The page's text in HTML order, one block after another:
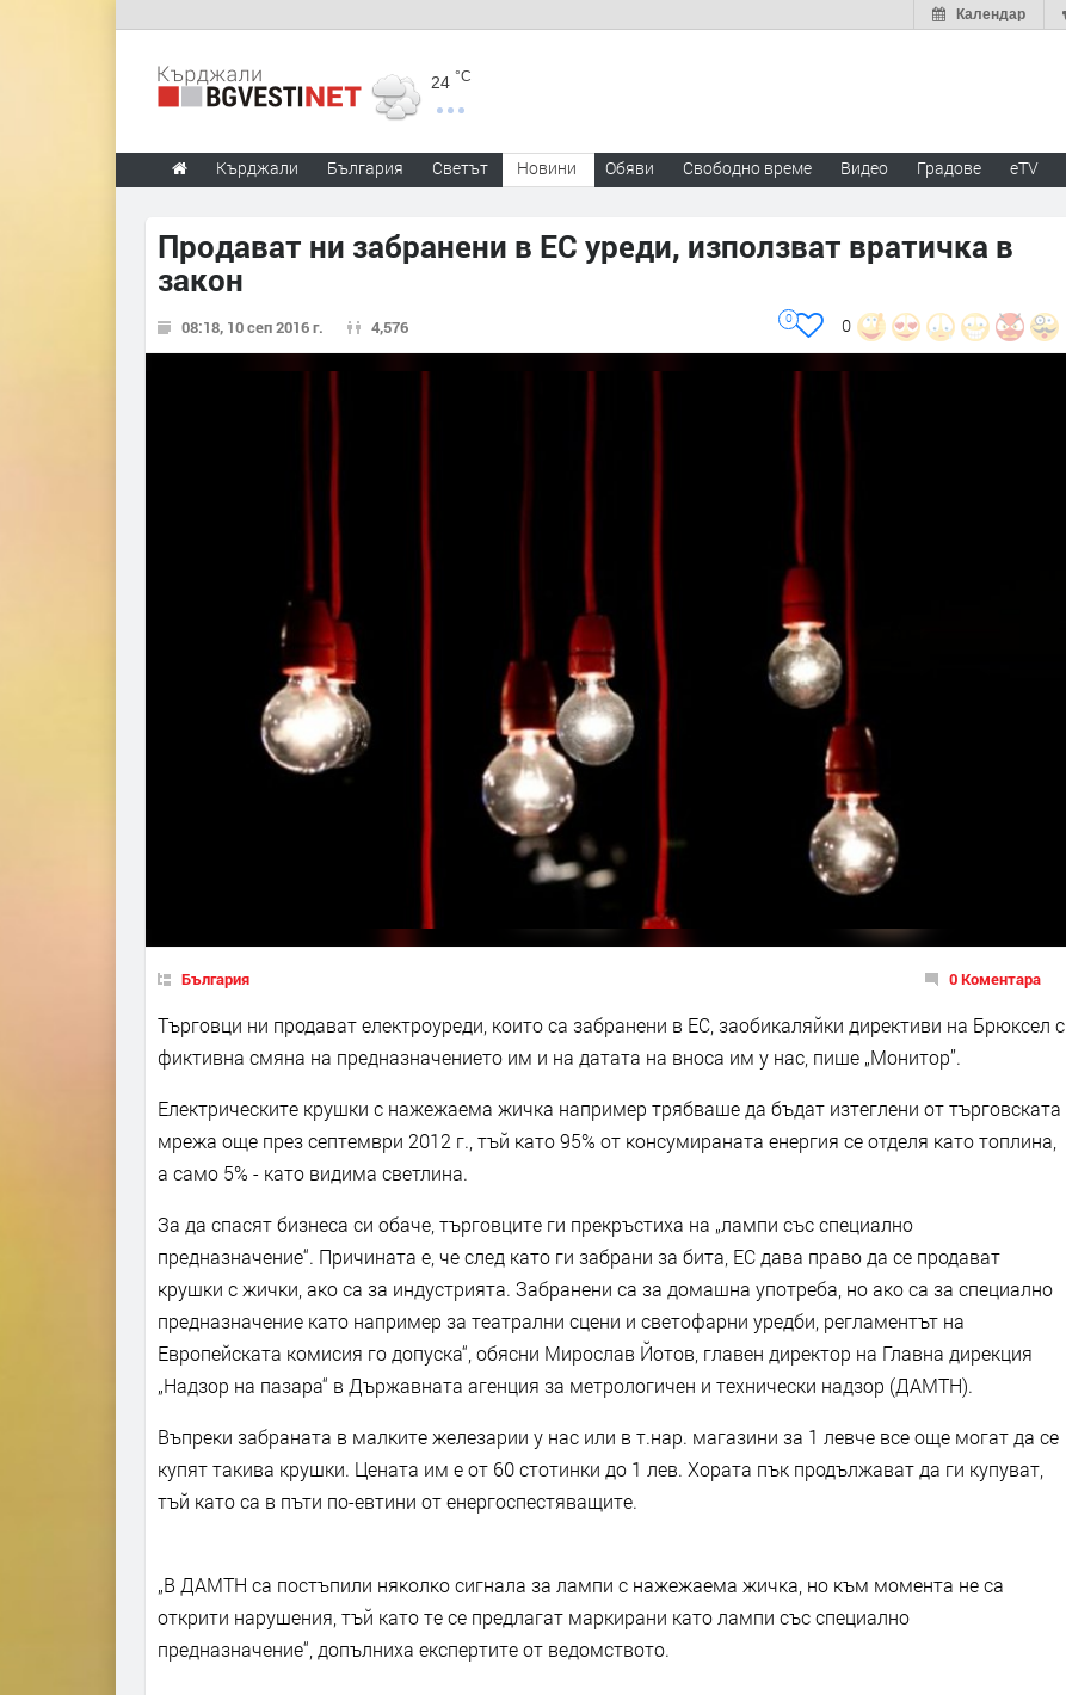
Календар
24 °C
Кърджали България Светът Новини Обяви Свободно време Видео Градове eTV
Продават ни забранени в ЕС уреди, използват вратичка в
закон
08:18, 10 сеп 2016 г. 4,576 0
0
България 0 Коментара
Търговци ни продават електроуреди, които са забранени в ЕС, заобикаляйки директиви на Брюксел с
фиктивна смяна на предназначението им и на датата на вноса им у нас, пише „Монитор”.
Електрическите крушки с нажежаема жичка например трябваше да бъдат изтеглени от търговската
мрежа още през септември 2012 г., тъй като 95% от консумираната енергия се отделя като топлина,
а само 5% - като видима светлина.
За да спасят бизнеса си обаче, търговците ги прекръстиха на „лампи със специално
предназначение“. Причината е, че след като ги забрани за бита, ЕС дава право да се продават
крушки с жички, ако са за индустрията. Забранени са за домашна употреба, но ако са за специално
предназначение като например за театрални сцени и светофарни уредби, регламентът на
Европейската комисия го допуска“, обясни Мирослав Йотов, главен директор на Главна дирекция
„Надзор на пазара“ в Държавната агенция за метрологичен и технически надзор (ДАМТН).
Въпреки забраната в малките железарии у нас или в т.нар. магазини за 1 левче все още могат да се
купят такива крушки. Цената им е от 60 стотинки до 1 лев. Хората пък продължават да ги купуват,
тъй като са в пъти по-евтини от енергоспестяващите.
„В ДАМТН са постъпили няколко сигнала за лампи с нажежаема жичка, но към момента не са
открити нарушения, тъй като те се предлагат маркирани като лампи със специално
предназначение“, допълниха експертите от ведомството.